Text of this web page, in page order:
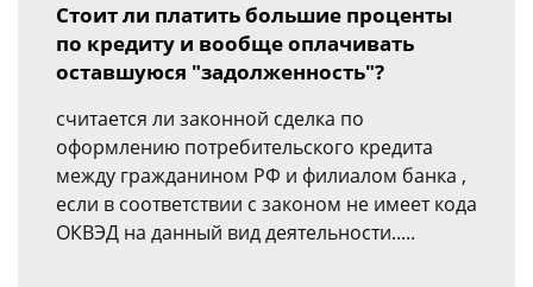
Стоит ли платить большие проценты
по кредиту и вообще оплачивать
оставшуюся "задолженность"?
считается ли законной сделка по
оформлению потребительского кредита
между гражданином РФ и филиалом банка ,
если в соответствии с законом не имеет кода
ОКВЭД на данный вид деятельности.....